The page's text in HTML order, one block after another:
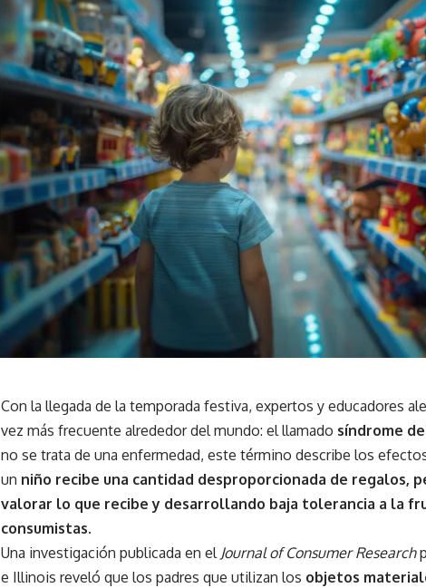
Con la llegada de la temporada festiva, expertos y educadores
vez más frecuente alrededor del mundo: el llamado síndrome
no se trata de una enfermedad, este término describe los
un niño recibe una cantidad desproporcionada de regalos,
valorar lo que recibe y desarrollando baja tolerancia a la
consumistas.
Una investigación publicada en el Journal of Consumer Research
e Illinois reveló que los padres que utilizan los objetos